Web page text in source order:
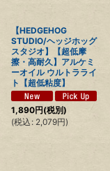
【HEDGEHOG
STUDIO/ヘッジホッグ
スタジオ】【超低摩
擦・高耐久】アルケミ
ーオイル ウルトラライ
ト【超低粘度】
1,890円(税別)
(税込 : 2,079円)